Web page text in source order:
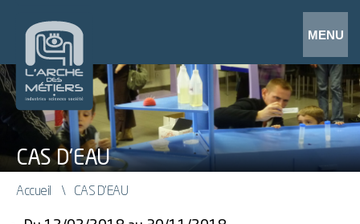
CAS D'EAU
Accueil CAS D'EAU